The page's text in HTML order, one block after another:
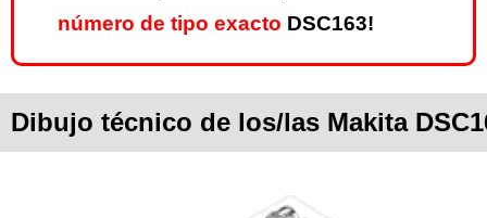
número de tipo exacto DSC163!
Dibujo técnico de los/las Makita